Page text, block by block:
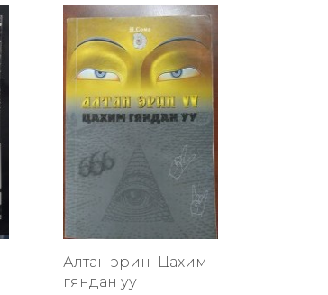
Алтан эрин үү Цахим
гяндан уу